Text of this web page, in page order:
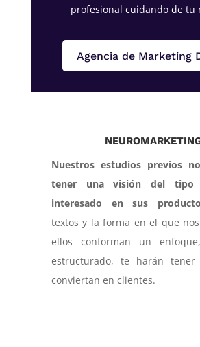
profesional cuidando de tu
Agencia de Marketing
Nuestros estudios previos
tener una visión del tipo
interesado en sus
textos y la forma en el que
ellos conforman un
estructurado, te harán tener
conviertan en clientes.